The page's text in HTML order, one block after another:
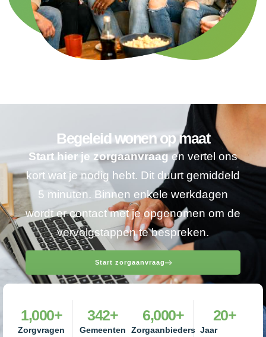
Begeleid wonen op maat
Start hier je zorgaanvraagen vertel ons
kort wat je nodig hebt. Dit duurt gemiddeld
5 minuten. Binnen enkele werkdagen
wordt er contact met je opgenomen om de
vervolgstappen te bespreken.
Start zorgaanvraag
Zorgvragen
1,000+
Gemeenten
342+
Zorgaanbieders
6,000+
Jaar
20+